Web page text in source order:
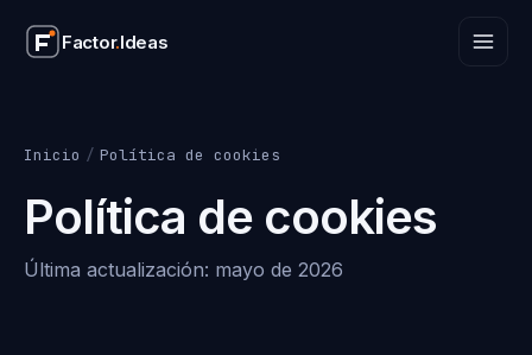
Factor.Ideas
Factor.Ideas
Inicio / Política de cookies
Política de cookies
Última actualización: mayo de 2026